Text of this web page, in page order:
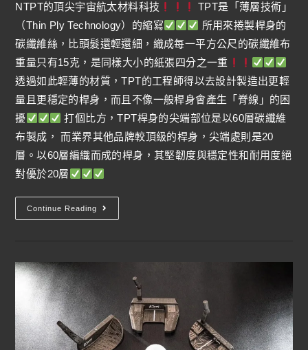
NTPT的頂尖宇宙航太材料科技
TPT是「薄層技術」
（Thin Ply Technology）的縮寫
所用來捲製桿身的
碳纖維絲，比頭髮還輕還細，織成每一平方公尺的碳纖維布
重量只有15克，是同樣大小的紙張四分之一重
透過如此輕薄的材質，TPT的工程師得以去設計製造出更輕
量且更穩定的桿身，而且不像一般桿身會產生「脊線」的困
擾
打個比方，TPT桿身的尖端部位是以60層碳纖維
布製成， 而業界其他品牌較頂級的桿身，尖端處則是20
層。以60層編織而成的桿身，其堅韌度與穩定性和耐用度絕
對優於20層
Continue Reading